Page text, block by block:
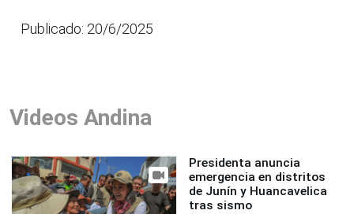
Publicado: 20/6/2025
Videos Andina
Presidenta anuncia
emergencia en distritos
de Junín y Huancavelica
tras sismo